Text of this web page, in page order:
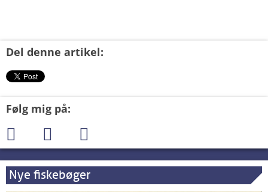
Del denne artikel:
Følg mig på:
Nye fiskebøger